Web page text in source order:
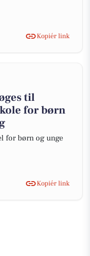
Kopiér link
til
for børn
for børn og unge
Kopiér link